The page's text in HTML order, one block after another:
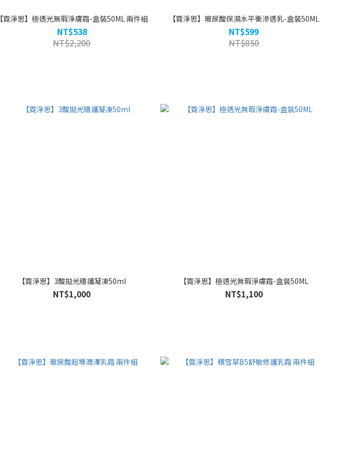
【霓淨思】極透光無瑕淨膚霜-盒裝50ML 兩件組
NT$538
NT$2,200
【霓淨思】玻尿酸保濕水平衡滲透乳-盒裝50ML
NT$599
NT$850
【霓淨思】3酸拋光穩護凝凍50ml
NT$1,000
【霓淨思】極透光無瑕淨膚霜-盒裝50ML
NT$1,100